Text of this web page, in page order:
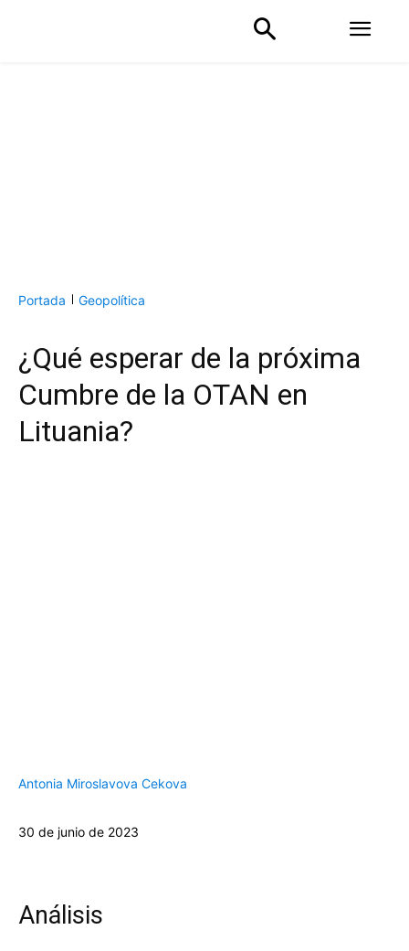
Portada Geopolítica
¿Qué esperar de la próxima
Cumbre de la OTAN en
Lituania?
Antonia Miroslavova Cekova
30 de junio de 2023
Análisis